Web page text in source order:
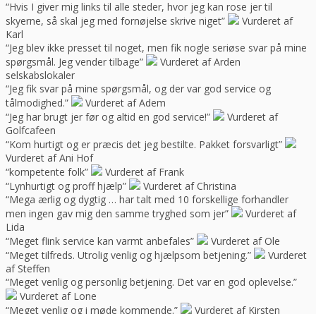
“Hvis I giver mig links til alle steder, hvor jeg kan rose jer til
skyerne, så skal jeg med fornøjelse skrive niget”
Vurderet af
Karl
“Jeg blev ikke presset til noget, men fik nogle seriøse svar på mine
spørgsmål. Jeg vender tilbage”
Vurderet af Arden
selskabslokaler
“Jeg fik svar på mine spørgsmål, og der var god service og
tålmodighed.”
Vurderet af Adem
“Jeg har brugt jer før og altid en god service!”
Vurderet af
Golfcafeen
“Kom hurtigt og er præcis det jeg bestilte. Pakket forsvarligt”
Vurderet af Ani Hof
“kompetente folk”
Vurderet af Frank
“Lynhurtigt og proff hjælp”
Vurderet af Christina
“Mega ærlig og dygtig … har talt med 10 forskellige forhandler
men ingen gav mig den samme tryghed som jer”
Vurderet af
Lida
“Meget flink service kan varmt anbefales”
Vurderet af Ole
“Meget tilfreds. Utrolig venlig og hjælpsom betjening.”
Vurderet
af Steffen
“Meget venlig og personlig betjening. Det var en god oplevelse.”
Vurderet af Lone
“Meget venlig og i møde kommende.”
Vurderet af Kirsten